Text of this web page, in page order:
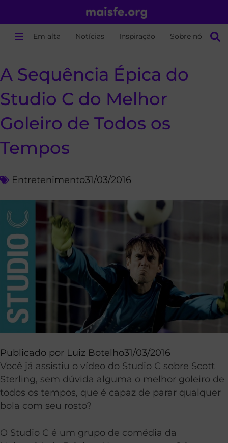
Em alta Notícias Inspiração Sobre nós
A Sequência Épica do
Studio C do Melhor
Goleiro de Todos os
Tempos
Entretenimento31/03/2016
Publicado por Luiz Botelho31/03/2016
Você já assistiu o vídeo do Studio C sobre Scott
Sterling, sem dúvida alguma o melhor goleiro de
todos os tempos, que é capaz de parar qualquer
bola com seu rosto?
O Studio C é um grupo de comédia da